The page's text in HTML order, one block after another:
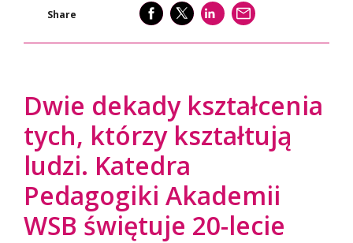
Share SHARE SHARE SHARE
Dwie dekady kształcenia
tych, którzy kształtują
ludzi. Katedra
Pedagogiki Akademii
WSB świętuje 20-lecie